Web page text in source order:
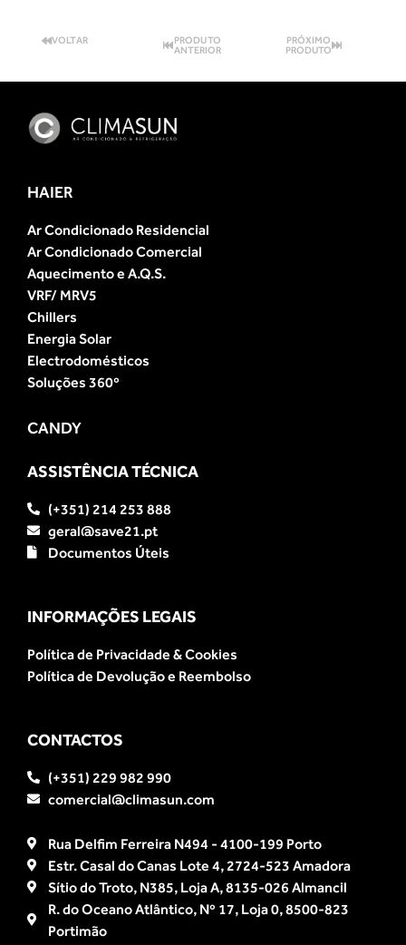
VOLTAR
PRODUTO
ANTERIOR
PRÓXIMO
PRODUTO
HAIER
Ar Condicionado Residencial
Ar Condicionado Comercial
Aquecimento e A.Q.S.
VRF/ MRV5
Chillers
Energia Solar
Electrodomésticos
Soluções 360º
CANDY
ASSISTÊNCIA TÉCNICA
(+351) 214 253 888
geral@save21.pt
Documentos Úteis
INFORMAÇÕES LEGAIS
Política de Privacidade & Cookies
Política de Devolução e Reembolso
CONTACTOS
(+351) 229 982 990
comercial@climasun.com
Rua Delfim Ferreira N494 - 4100-199 Porto
Estr. Casal do Canas Lote 4, 2724-523 Amadora
Sítio do Troto, N385, Loja A, 8135-026 Almancil
R. do Oceano Atlântico, Nº 17, Loja 0, 8500-823
Portimão